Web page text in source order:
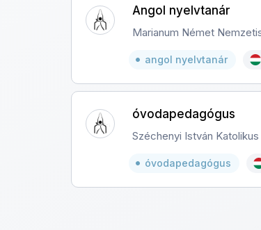
Angol nyelvtanár
Marianum Német
angol nyelvtanár
óvodapedagógus
Széchenyi István
óvodapedagógus